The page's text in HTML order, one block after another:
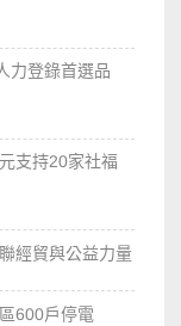
力登錄首選品
支持20家社福
經貿與公益力量
600戶停電